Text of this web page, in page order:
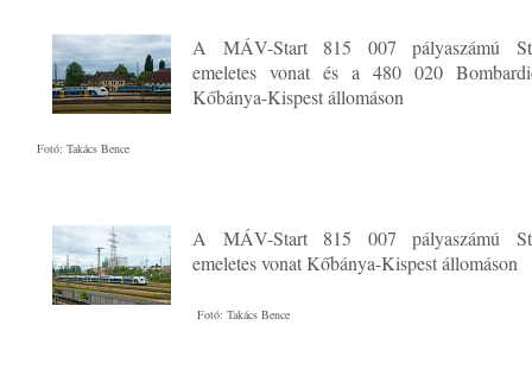
A MÁV-Start 815 007 pályaszámú
emeletes vonat és a 480 020
Kőbánya-Kispest állomáson
Fotó: Takács Bence
A MÁV-Start 815 007 pályaszámú
emeletes vonat Kőbánya-Kispest állomáson
Fotó: Takács Bence